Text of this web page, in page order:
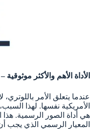
الأداة الأهم والأكثر
عندما يتعلق الأمر
الأمريكية نفسها. لهذا
هي أداة الصور الرسمية.
المعيار الرسمي الذي يجب